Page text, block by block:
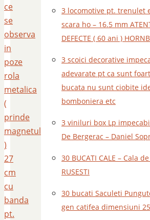
ce
se
observa
in
poze
rola
metalica
(
prinde
magnetul
)
27
cm
cu
banda
pt.
3 locomotive pt. trenulet
scara ho – 16.5 mm
DEFECTE ( 60 ani )
3 scoici decorative
adevarate pt ca sunt
bucata nu sunt ciobite
bomboniera etc
3 viniluri box Lp
De Bergerac – Daniel
30 BUCATI CALE – Cala
RUSESTI
30 bucati Saculeti
gen catifea dimensiuni